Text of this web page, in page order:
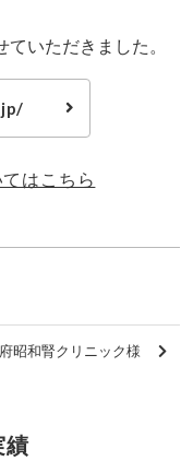
いただきました。
はこちら
昭和腎クリニック様
績